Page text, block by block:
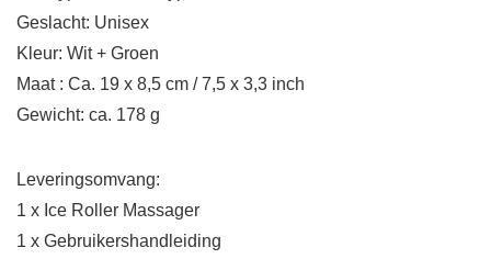
Geslacht: Unisex
Kleur: Wit + Groen
Maat : Ca. 19 x 8,5 cm / 7,5 x 3,3 inch
Gewicht: ca. 178 g
Leveringsomvang:
1 x Ice Roller Massager
1 x Gebruikershandleiding